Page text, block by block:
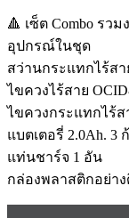
🔺 เซ็ต Combo รว
อุปกรณ์ในชุด
สว่านกระแทกไร้สา
ไขควงไร้สาย
ไขควงกระแทกไร้ส
แบตเตอรี่ 2.0Ah. 3
แท่นชาร์จ 1 อัน
กล่องพลาสติกอย่าง